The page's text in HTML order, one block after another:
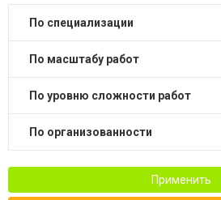
по специализации
по масштабу работ
по уровню сложности работ
по организованности
Применить